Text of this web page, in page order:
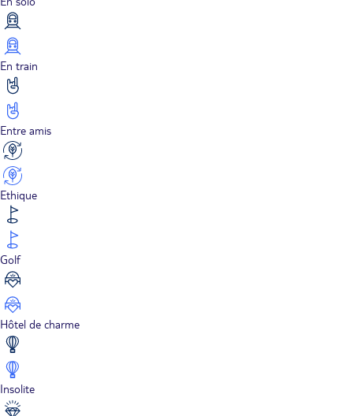
En train
Entre amis
Ethique
Golf
Hôtel de charme
Insolite